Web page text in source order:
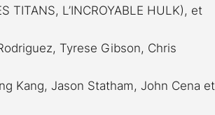
TITANS, L’INCROYABLE HULK), et
Tyrese Gibson, Chris
Kang, Jason Statham, John Cena et